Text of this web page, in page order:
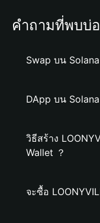
คำถามที่พบบ่
Swap บน
DApp บน Solana
วิธีสร้าง
Wallet ？
จะซื้อ